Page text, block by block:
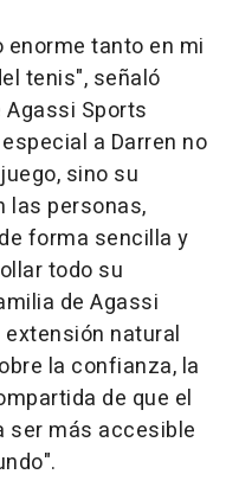
enorme tanto en mi
tenis", señaló
Sports
a Darren no
sino su
las personas,
forma sencilla y
todo su
de Agassi
natural
la confianza, la
de que el
ser más accesible